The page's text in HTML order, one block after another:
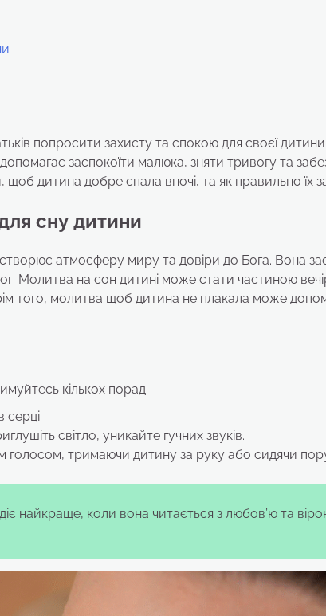
попросити захисту та спокою для своєї
заспокоїти малюка, зняти тривогу та
щоб дитина добре спала вночі, та як правильно їх
сну дитини
атмосферу миру та довіри до Бога. Вона
Молитва на сон дитині може стати частиною
того, молитва щоб дитина не плакала може
кількох порад:
світло, уникайте гучних звуків.
голосом, тримаючи дитину за руку або сидячи
найкраще, коли вона читається з любов’ю та